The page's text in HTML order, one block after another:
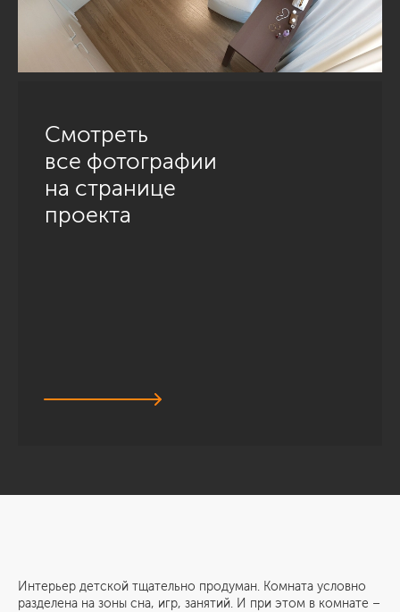
Смотреть
все фотографии
на странице
проекта
Интерьер детской тщательно продуман. Комната условно
разделена на зоны сна, игр, занятий. И при этом в комнате –